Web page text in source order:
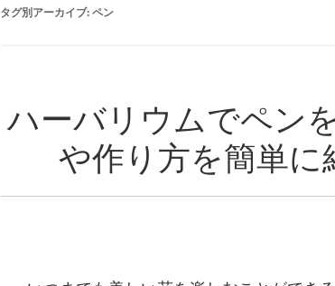
タグ別アーカイブ:ペン
ハーバリウムでペン
や作り方を簡単に